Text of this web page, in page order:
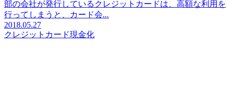
部の会社が発行しているクレジットカードは、高額な利用を
行ってしまうと、カード会...
2018.05.27
クレジットカード現金化